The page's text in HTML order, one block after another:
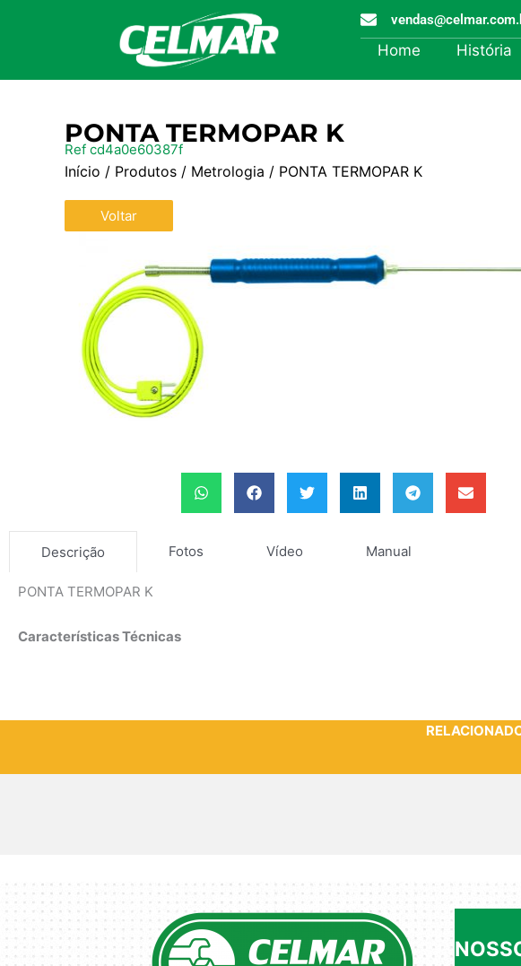
Home História
PONTA TERMOPAR K
Ref cd4a0e60387f
Início / Produtos / Metrologia / PONTA TERMOPAR K
Voltar
Descrição Fotos Vídeo Manual
PONTA TERMOPAR K
Características Técnicas